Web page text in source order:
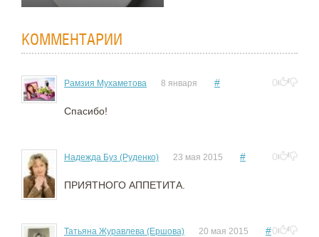
КОММЕНТАРИИ
Рамзия Мухаметова 8 января # 0
Спасибо!
Надежда Буз (Руденко) 23 мая 2015 # 0
ПРИЯТНОГО АППЕТИТА.
Татьяна Журавлева (Ершова) 20 мая 2015 #0